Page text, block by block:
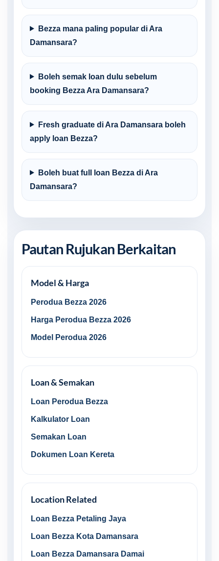
Bezza mana paling popular di Ara
Damansara?
Boleh semak loan dulu sebelum
booking Bezza Ara Damansara?
Fresh graduate di Ara Damansara boleh
apply loan Bezza?
Boleh buat full loan Bezza di Ara
Damansara?
Pautan Rujukan Berkaitan
Model & Harga
Perodua Bezza 2026
Harga Perodua Bezza 2026
Model Perodua 2026
Loan & Semakan
Loan Perodua Bezza
Kalkulator Loan
Semakan Loan
Dokumen Loan Kereta
Location Related
Loan Bezza Petaling Jaya
Loan Bezza Kota Damansara
Loan Bezza Damansara Damai